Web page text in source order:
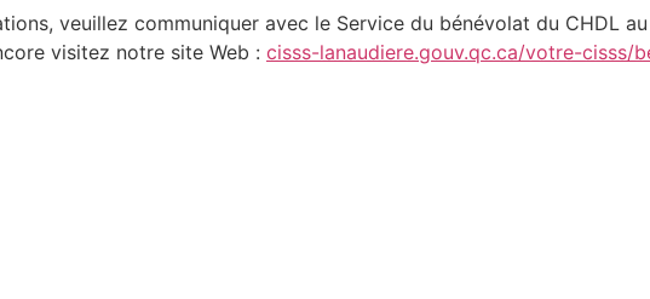
veuillez communiquer avec le Service du bénévolat du CHDL
visitez notre site Web : cisss-lanaudiere.gouv.qc.ca/votre-cisss/